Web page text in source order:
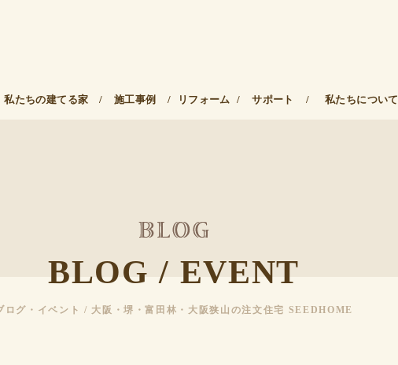
私たちの建てる家 / 施工事例 / リフォーム / サポート / 私たちについて
BLOG / EVENT
ログ・イベント / 大阪・堺・富田林・大阪狭山の注文住宅 SEEDHOME